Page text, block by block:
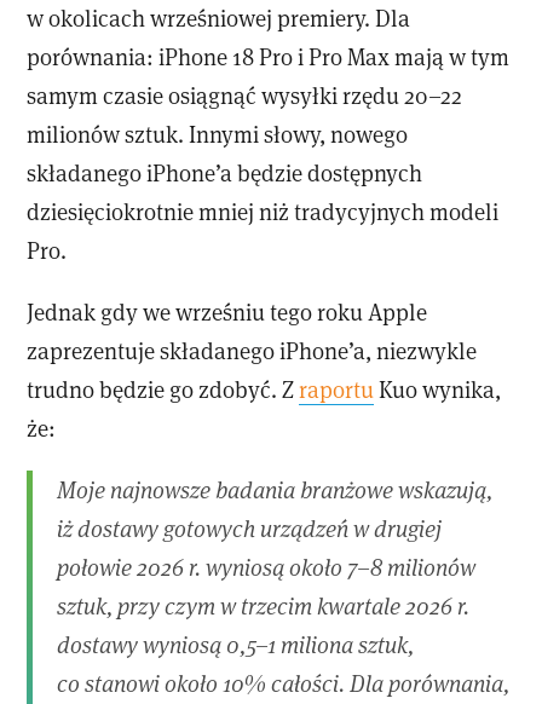
w okolicach wrześniowej premiery. Dla
porównania: iPhone 18 Pro i Pro Max mają w tym
samym czasie osiągnąć wysyłki rzędu 20–22
milionów sztuk. Innymi słowy, nowego
składanego iPhone’a będzie dostępnych
dziesięciokrotnie mniej niż tradycyjnych modeli
Pro.
Jednak gdy we wrześniu tego roku Apple
zaprezentuje składanego iPhone’a, niezwykle
trudno będzie go zdobyć. Zraportu Kuo wynika,
że:
Moje najnowsze badania branżowe wskazują,
iż dostawy gotowych urządzeń w drugiej
połowie 2026 r. wyniosą około 7–8 milionów
sztuk, przy czym w trzecim kwartale 2026 r.
dostawy wyniosą 0,5–1 miliona sztuk,
co stanowi około 10% całości. Dla porównania,